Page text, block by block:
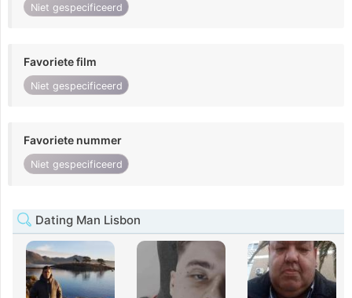
Niet gespecificeerd
Favoriete film
Niet gespecificeerd
Favoriete nummer
Niet gespecificeerd
Dating Man Lisbon